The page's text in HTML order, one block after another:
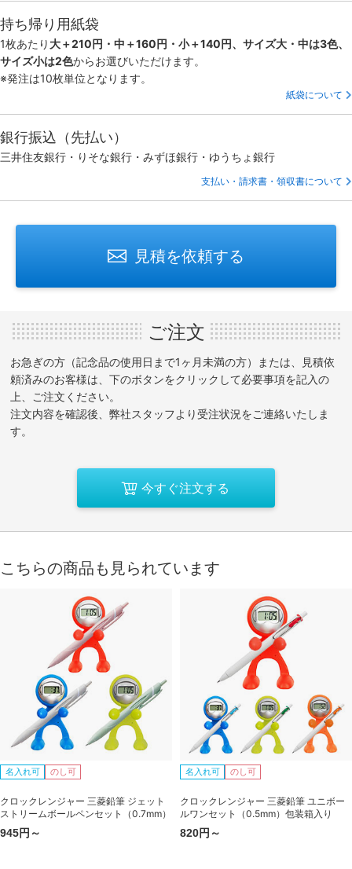
持ち帰り用紙袋
1枚あたり 大＋210円・中＋160円・小＋140円、サイズ大・中は3色、
サイズ小は2色からお選びいただけます。
※発注は10枚単位となります。
紙袋について
銀行振込（先払い）
三井住友銀行・りそな銀行・みずほ銀行・ゆうちょ銀行
支払い・請求書・領収書について
見積を依頼する
ご注文
お急ぎの方（記念品の使用日まで1ヶ月未満の方）または、見積依
頼済みのお客様は、下のボタンをクリックして必要事項を記入の
上、ご注文ください。
注文内容を確認後、弊社スタッフより受注状況をご連絡いたしま
す。
今すぐ注文する
こちらの商品も見られています
名入れ可 のし可
クロックレンジャー 三菱鉛筆 ジェット
ストリームボールペンセット（0.7mm）
945円～
名入れ可 のし可
クロックレンジャー 三菱鉛筆 ユニボー
ルワンセット（0.5mm）包装箱入り
820円～